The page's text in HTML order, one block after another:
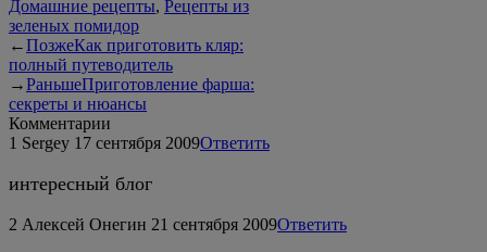
Домашние рецепты, Рецепты из
зеленых помидор
←ПозжеКак приготовить кляр:
полный путеводитель
→РаньшеПриготовление фарша:
секреты и нюансы
Комментарии
1 Sergey 17 сентября 2009Ответить
интересный блог
2 Алексей Онегин 21 сентября 2009Ответить